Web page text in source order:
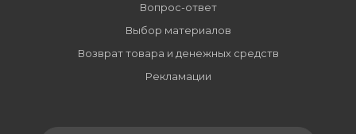
Вопрос-ответ
Выбор материалов
Возврат товара и денежных средств
Рекламации